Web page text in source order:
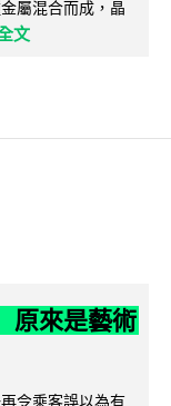
屬混合而成，晶
文
原來是藝術
令乘客誤以為有